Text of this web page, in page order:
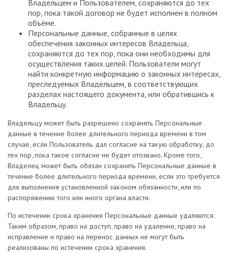
Владельцем и Пользователем, сохраняются до тех
пор, пока такой договор не будет исполнен в полном
объёме.
Персональные данные, собранные в целях
обеспечения законных интересов Владельца,
сохраняются до тех пор, пока они необходимы для
осуществления таких целей. Пользователи могут
найти конкретную информацию о законных интересах,
преследуемых Владельцем, в соответствующих
разделах настоящего документа, или обратившись к
Владельцу.
Владельцу может быть разрешено сохранять Персональные
данные в течение более длительного периода времени в том
случае, если Пользователь дал согласие на такую обработку, до
тех пор, пока такое согласие не будет отозвано. Кроме того,
Владелец может быть обязан сохранять Персональные данные в
течение более длительного периода времени, если это требуется
для выполнения установленной законом обязанности, или по
распоряжению того или иного органа власти.
По истечении срока хранения Персональные данные удаляются.
Таким образом, право на доступ, право на удаление, право на
исправление и право на перенос данных не могут быть
реализованы по истечении срока хранения.